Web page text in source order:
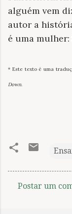
alguém vem
autor a
é uma mulher:
* Este texto é uma
Down.
Postar um